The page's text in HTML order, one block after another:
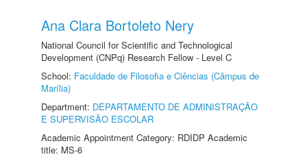
Ana Clara Bortoleto Nery
National Council for Scientific and Technological
Development (CNPq) Research Fellow - Level C
School: Faculdade de Filosofia e Ciências (Câmpus de
Marília)
Department: DEPARTAMENTO DE ADMINISTRAÇÃO
E SUPERVISÃO ESCOLAR
Academic Appointment Category: RDIDP Academic
title: MS-6